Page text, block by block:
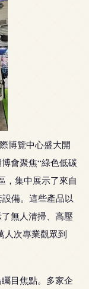
博覽中心盛大開
會聚焦“綠色低碳
，集中展示了來自
備。這些產品以
無人清掃、高壓
人次專業觀眾到
目焦點。多家企